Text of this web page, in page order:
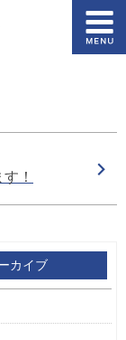
学校法人成美学
！
カイブ